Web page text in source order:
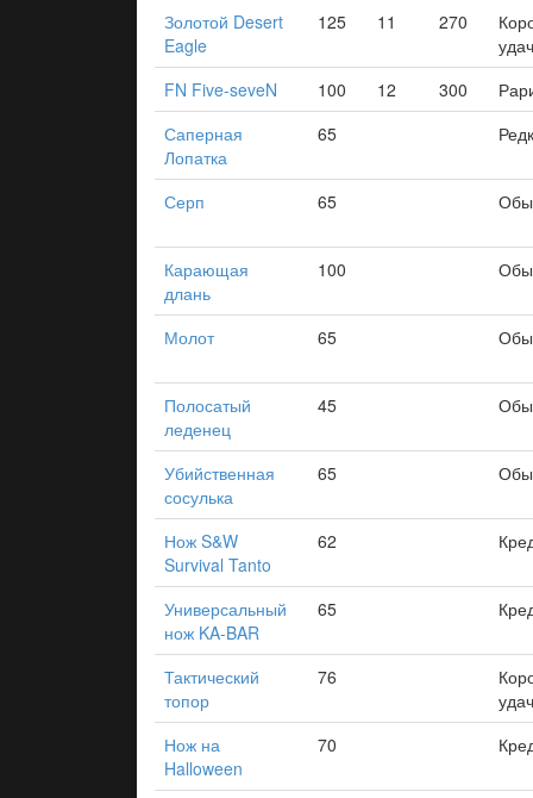
Золотой Desert
Eagle
125 11 270
FN Five-seveN
100 12 300
Саперная
Лопатка
65
Серп 65
Карающая
длань
100
Молот 65
Полосатый
леденец
45
Убийственная
сосулька
65
Нож S&W
Survival Tanto
62
Универсальный
нож KA-BAR
65
Тактический
топор
76
Нож на
Halloween
70